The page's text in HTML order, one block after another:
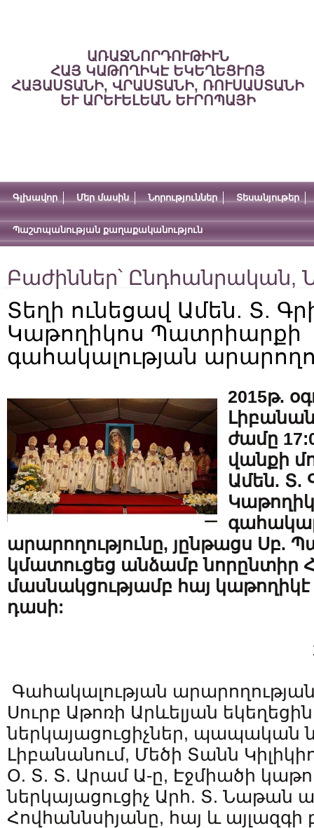
ԱՌԱՋՆՈՐԴՈՒԹԻՒՆ
ՀԱՅ ԿԱԹՈՂԻԿԷ ԵԿԵՂԵՑՒՈՅ
ՀԱՅԱՍՏԱՆԻ, ՎՐԱՍՏԱՆԻ, ՌՈՒՍԱՍՏԱՆԻ
ԵՒ ԱՐԵՒԵԼԵԱՆ ԵՒՐՈՊԱՅԻ
Գլխավոր Մեր մասին Նորություններ Տեսանյութեր
Պաշտպանության քաղաքականություն
Բաժիններ՝ Ընդհանրական,
Տեղի ունեցավ Ամեն. Տ.
Կաթողիկոս Պատրիարքի
գահակալության
2015թ.
ժամը
վանքի
Ամեն. Տ.
արարողությունը, յընթացս Սբ.
կմատուցեց անձամբ նորընտիր
մասնակցությամբ հայ
դասի:
Գահակալության
Սուրբ Աթոռի Արևելյան
ներկայացուցիչներ, պապական
Լիբանանում, Մեծի Տանն
Օ. Տ. Տ. Արամ Ա-ը, Էջմիածի
ներկայացուցիչ Արհ. Տ. Նաթան
Հովհաննսիյանը, հայ և